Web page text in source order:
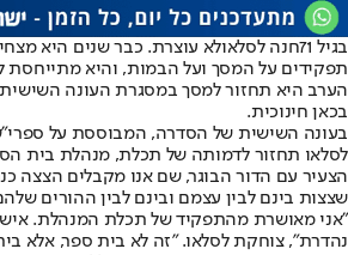
בגיל 71 חנה לסלאולא עוצרת. כבר שנים היא
תפקידים על המסך ועל הבמות, והיא מתייחסת
הערב היא תחזור למסך במסגרת העונה
בכאן חינוכית.
בעונה השישית של הסדרה, המבוססת על ספרי
לסלאו תחזור לדמותה של תכלת, מנהלת בית
הצעיר עם הדור הבוגר, שם אנו מקבלים הצצה
שצצות בינם לבין עצמם ובינם לבין ההורים
"אני מאושרת מהתפקיד של תכלת המנהלת.
נהדרת", צוחקת לסלאו. "זה לא בית ספר, אלא